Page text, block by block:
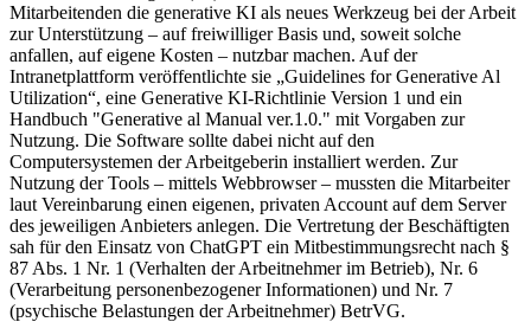
Mitarbeitenden die generative KI als neues Werkzeug bei der Arbeit
zur Unterstützung – auf freiwilliger Basis und, soweit solche
anfallen, auf eigene Kosten – nutzbar machen. Auf der
Intranetplattform veröffentlichte sie „Guidelines for Generative Al
Utilization“, eine Generative KI-Richtlinie Version 1 und ein
Handbuch "Generative al Manual ver.1.0." mit Vorgaben zur
Nutzung. Die Software sollte dabei nicht auf den
Computersystemen der Arbeitgeberin installiert werden. Zur
Nutzung der Tools – mittels Webbrowser – mussten die Mitarbeiter
laut Vereinbarung einen eigenen, privaten Account auf dem Server
des jeweiligen Anbieters anlegen. Die Vertretung der Beschäftigten
sah für den Einsatz von ChatGPT ein Mitbestimmungsrecht nach §
87 Abs. 1 Nr. 1 (Verhalten der Arbeitnehmer im Betrieb), Nr. 6
(Verarbeitung personenbezogener Informationen) und Nr. 7
(psychische Belastungen der Arbeitnehmer) BetrVG.